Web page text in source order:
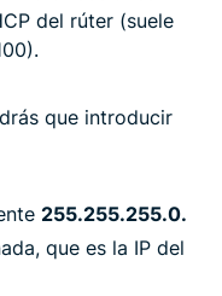
del rúter (suele
que introducir
255.255.255.0.
que es la IP del